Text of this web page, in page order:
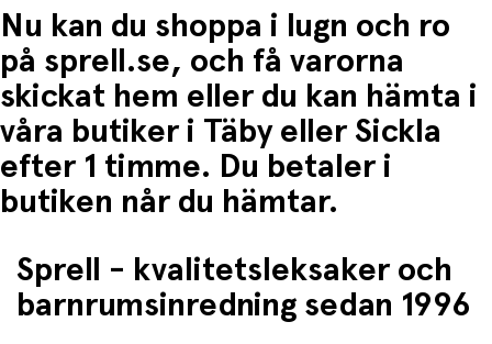
Nu kan du shoppa i lugn och ro
på sprell.se, och få varorna
skickat hem eller du kan hämta i
våra butiker i Täby eller Sickla
efter 1 timme. Du betaler i
butiken når du hämtar.
Sprell - kvalitetsleksaker och
barnrumsinredning sedan 1996